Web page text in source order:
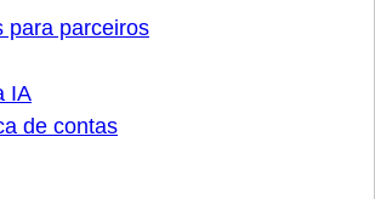
para parceiros
IA
de contas